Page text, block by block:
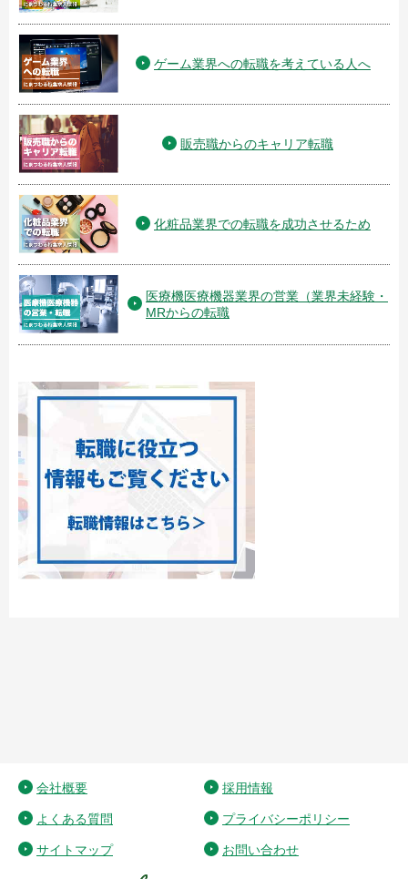
ゲーム業界への転職を考えている人へ
販売職からのキャリア転職
化粧品業界での転職を成功させるため
医療機医療機器業界の営業（業界未経験・
MRからの転職
会社概要 採用情報
よくある質問 プライバシーポリシー
サイトマップ お問い合わせ